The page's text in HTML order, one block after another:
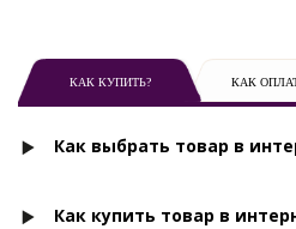
КАК КУПИТЬ? КАК
Как выбрать товар в
Как купить товар в